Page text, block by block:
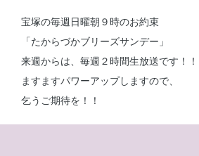
宝塚の毎週日曜朝９時のお約束
「たからづかブリーズサンデー」
来週からは、毎週２時間生放送です！！
ますますパワーアップしますので、
乞うご期待を！！